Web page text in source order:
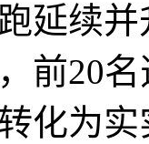
续并
前20
化为